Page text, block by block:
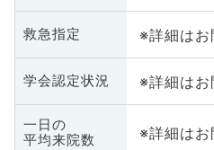
救急指定 ※詳細はお
学会認定状況 ※詳細はお
一日の
平均来院数
※詳細はお